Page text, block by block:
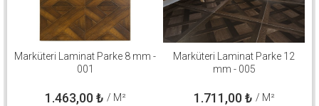
Marküteri Laminat Parke 8 mm -
001
1.463,00₺ / M²
Marküteri Laminat Parke 12
mm - 005
1.711,00₺ / M²